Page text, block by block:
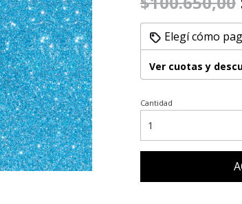
Elegí cómo
Ver cuotas y
Cantidad